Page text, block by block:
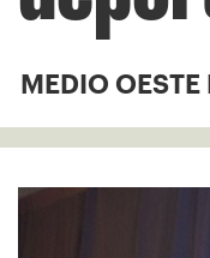
MEDIO OESTE